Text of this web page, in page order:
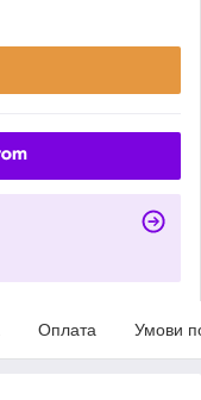
Оплата Умови